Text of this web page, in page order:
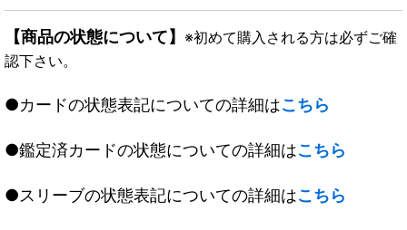
【商品の状態について】 ※初めて購入される方は必ずご確
認下さい。
●カードの状態表記についての詳細はこちら
●鑑定済カードの状態についての詳細はこちら
●スリーブの状態表記についての詳細はこちら